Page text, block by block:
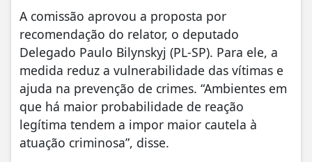
A comissão aprovou a proposta por
recomendação do relator, o deputado
Delegado Paulo Bilynskyj (PL-SP). Para ele, a
medida reduz a vulnerabilidade das vítimas e
ajuda na prevenção de crimes. “Ambientes em
que há maior probabilidade de reação
legítima tendem a impor maior cautela à
atuação criminosa”, disse.